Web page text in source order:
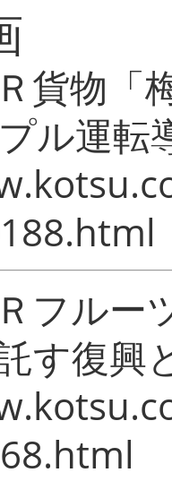
貨物「
ル運転
フルー
す復興